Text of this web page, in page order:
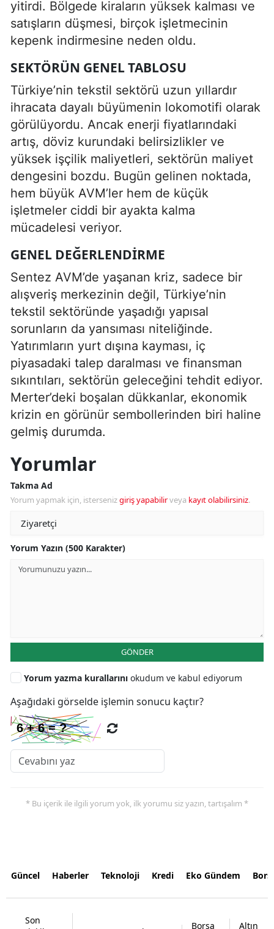
yitirdi. Bölgede kiraların yüksek kalması ve
satışların düşmesi, birçok işletmecinin
kepenk indirmesine neden oldu.
SEKTÖRÜN GENEL TABLOSU
Türkiye’nin tekstil sektörü uzun yıllardır
ihracata dayalı büyümenin lokomotifi olarak
görülüyordu. Ancak enerji fiyatlarındaki
artış, döviz kurundaki belirsizlikler ve
yüksek işçilik maliyetleri, sektörün maliyet
dengesini bozdu. Bugün gelinen noktada,
hem büyük AVM’ler hem de küçük
işletmeler ciddi bir ayakta kalma
mücadelesi veriyor.
GENEL DEĞERLENDIRME
Sentez AVM’de yaşanan kriz, sadece bir
alışveriş merkezinin değil, Türkiye’nin
tekstil sektöründe yaşadığı yapısal
sorunların da yansıması niteliğinde.
Yatırımların yurt dışına kayması, iç
piyasadaki talep daralması ve finansman
sıkıntıları, sektörün geleceğini tehdit ediyor.
Merter’deki boşalan dükkanlar, ekonomik
krizin en görünür sembollerinden biri haline
gelmiş durumda.
Yorumlar
Takma Ad
Yorum yapmak için, istersenizgiriş yapabilirveya kayıt olabilirsiniz.
Yorum Yazın (500 Karakter)
GÖNDER
Yorum yazma kurallarını okudum ve kabul ediyorum
Aşağıdaki görselde işlemin sonucu kaçtır?
* Bu içerik ile ilgili yorum yok, ilk yorumu siz yazın, tartışalım *
Güncel Haberler Teknoloji Kredi Eko Gündem
Son
Borsa Altın